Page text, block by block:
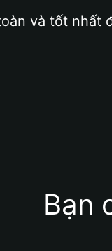
và tốt nhất
Bạn